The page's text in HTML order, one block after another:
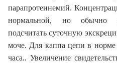
парапротеинемий.
нормальной, но обычно
подсчитать суточную
моче. Для каппа цепи в
часа.. Увеличение